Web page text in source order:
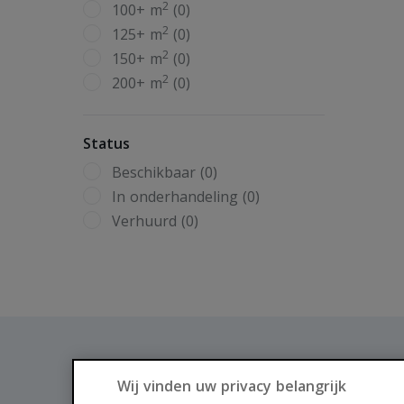
100+ m2 (0)
125+ m2 (0)
150+ m2 (0)
200+ m2 (0)
Status
Beschikbaar (0)
In onderhandeling (0)
Verhuurd (0)
Wij vinden uw privacy belangrijk